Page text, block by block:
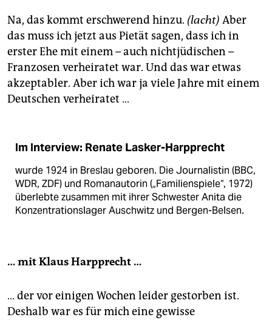
Na, das kommt erschwerend hinzu. (lacht) Aber
das muss ich jetzt aus Pietät sagen, dass ich in
erster Ehe mit einem – auch nichtjüdischen –
Franzosen verheiratet war. Und das war etwas
akzeptabler. Aber ich war ja viele Jahre mit einem
Deutschen verheiratet …
Im Interview: Renate Lasker-Harpprecht
wurde 1924 in Breslau geboren. Die Journalistin (BBC,
WDR, ZDF) und Romanautorin („Familienspiele“, 1972)
überlebte zusammen mit ihrer Schwester Anita die
Konzentrationslager Auschwitz und Bergen-Belsen.
…mit Klaus Harpprecht …
… der vor einigen Wochen leider gestorben ist.
Deshalb war es für mich eine gewisse